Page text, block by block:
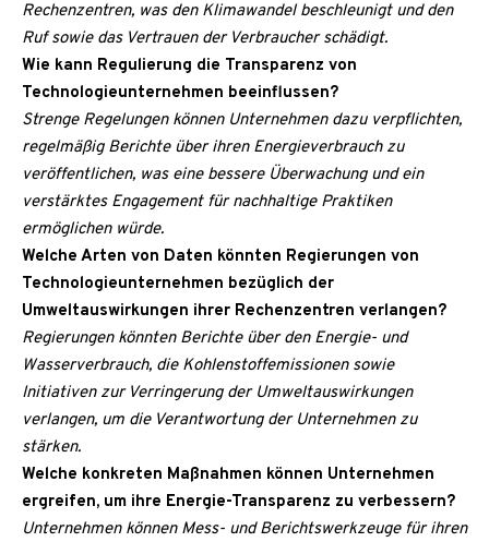
Rechenzentren, was den Klimawandel beschleunigt und den
Ruf sowie das Vertrauen der Verbraucher schädigt.
Wie kann Regulierung die Transparenz von
Technologieunternehmen beeinflussen?
Strenge Regelungen können Unternehmen dazu verpflichten,
regelmäßig Berichte über ihren Energieverbrauch zu
veröffentlichen, was eine bessere Überwachung und ein
verstärktes Engagement für nachhaltige Praktiken
ermöglichen würde.
Welche Arten von Daten könnten Regierungen von
Technologieunternehmen bezüglich der
Umweltauswirkungen ihrer Rechenzentren verlangen?
Regierungen könnten Berichte über den Energie- und
Wasserverbrauch, die Kohlenstoffemissionen sowie
Initiativen zur Verringerung der Umweltauswirkungen
verlangen, um die Verantwortung der Unternehmen zu
stärken.
Welche konkreten Maßnahmen können Unternehmen
ergreifen, um ihre Energie-Transparenz zu verbessern?
Unternehmen können Mess- und Berichtswerkzeuge für ihren